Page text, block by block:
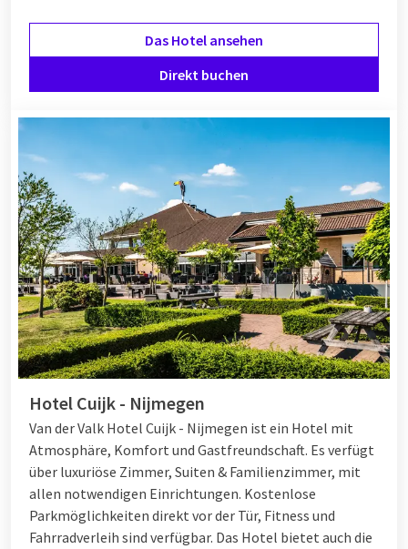
Das Hotel ansehen
Direkt buchen
Hotel Cuijk - Nijmegen
Van der Valk Hotel Cuijk - Nijmegen ist ein Hotel mit
Atmosphäre, Komfort und Gastfreundschaft. Es verfügt
über luxuriöse Zimmer, Suiten & Familienzimmer, mit
allen notwendigen Einrichtungen. Kostenlose
Parkmöglichkeiten direkt vor der Tür, Fitness und
Fahrradverleih sind verfügbar. Das Hotel bietet auch die